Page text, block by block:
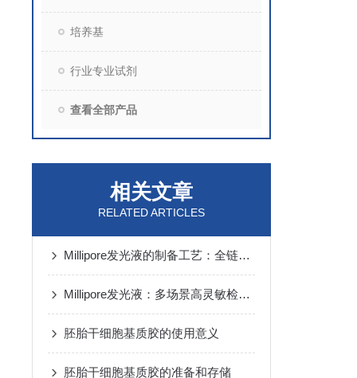
培养基
行业专业试剂
查看全部产品
相关文章
RELATED ARTICLES
Millipore发光液的制备工艺：全链路质控保障检测性能稳定
Millipore发光液：多场景高灵敏检测的核心试剂支撑
胚胎干细胞基质胶的使用意义
胚胎干细胞基质胶的准备和存储